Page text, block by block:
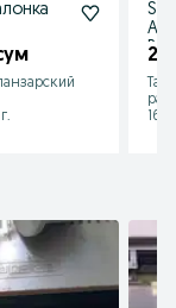
2
16